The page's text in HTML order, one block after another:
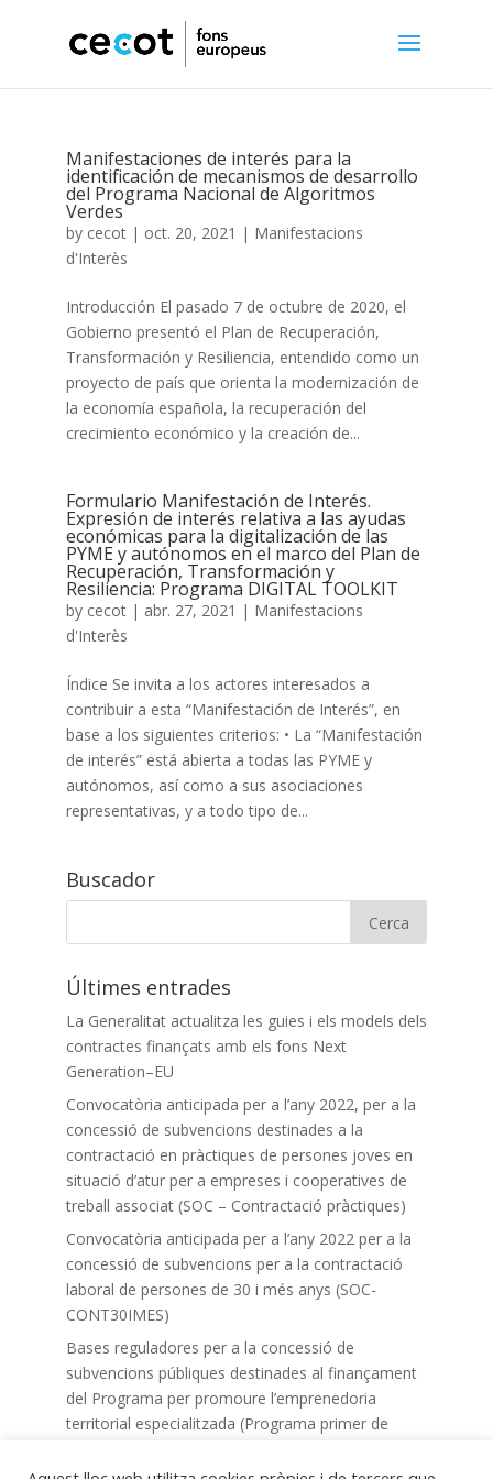
Manifestaciones de interés para la
identificación de mecanismos de desarrollo
del Programa Nacional de Algoritmos
Verdes
by cecot| oct. 20, 2021 | Manifestacions
d'Interès
Introducción El pasado 7 de octubre de 2020, el
Gobierno presentó el Plan de Recuperación,
Transformación y Resiliencia, entendido como un
proyecto de país que orienta la modernización de
la economía española, la recuperación del
crecimiento económico y la creación de...
Formulario Manifestación de Interés.
Expresión de interés relativa a las ayudas
económicas para la digitalización de las
PYME y autónomos en el marco del Plan de
Recuperación, Transformación y
Resiliencia: Programa DIGITAL TOOLKIT
by cecot| abr. 27, 2021 | Manifestacions
d'Interès
Índice Se invita a los actores interesados a
contribuir a esta “Manifestación de Interés”, en
base a los siguientes criterios: • La “Manifestación
de interés” está abierta a todas las PYME y
autónomos, así como a sus asociaciones
representativas, y a todo tipo de...
Buscador
Últimes entrades
La Generalitat actualitza les guies i els models dels
contractes finançats amb els fons Next
Generation–EU
Convocatòria anticipada per a l’any 2022, per a la
concessió de subvencions destinades a la
contractació en pràctiques de persones joves en
situació d’atur per a empreses i cooperatives de
treball associat (SOC – Contractació pràctiques)
Convocatòria anticipada per a l’any 2022 per a la
concessió de subvencions per a la contractació
laboral de persones de 30 i més anys (SOC-
CONT30IMES)
Bases reguladores per a la concessió de
subvencions públiques destinades al finançament
del Programa per promoure l’emprenedoria
territorial especialitzada (Programa primer de